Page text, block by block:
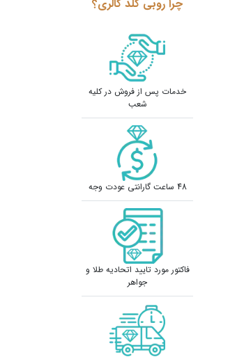
چرا روبی گلد گالری؟
خدمات پس از فروش در کلیه
شعب
48 ساعت گارانتی عودت وجه
فاکتور مورد تایید اتحادیه طلا و
جواهر